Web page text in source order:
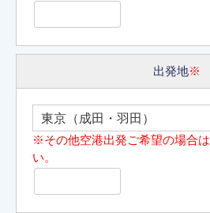
出発地※
※その他空港出発ご希望の場合
い。